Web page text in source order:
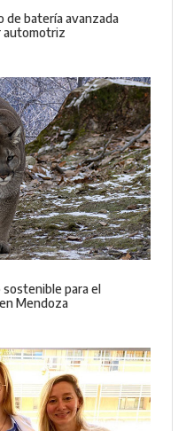
de batería avanzada
automotriz
para el
Mendoza